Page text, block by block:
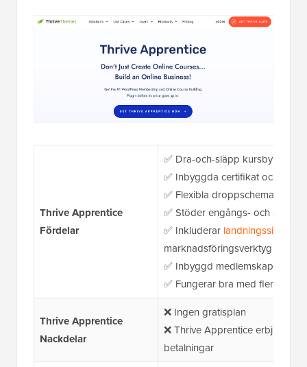
Thrive Apprentice
Fördelar
✅ Dra-och-släpp kursbyggare
✅ Inbyggda certifikat och
✅ Flexibla droppscheman för
✅ Stöder engångs- och
✅ Inkluderar landningssidor
marknadsföringsverktyg
✅ Inbyggd
✅ Fungerar bra med
Thrive Apprentice
Nackdelar
❌ Ingen gratisplan
❌ Thrive Apprentice erbjuder
betalningar